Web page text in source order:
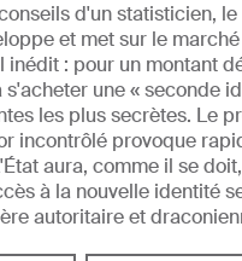
d'un statisticien, le
et met sur le
: pour un montant
une « seconde
les plus secrètes. Le
incontrôlé provoque
aura, comme il se
à la nouvelle identité
autoritaire et